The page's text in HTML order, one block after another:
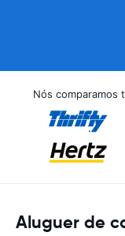
Nós comparamos
Aluguer de